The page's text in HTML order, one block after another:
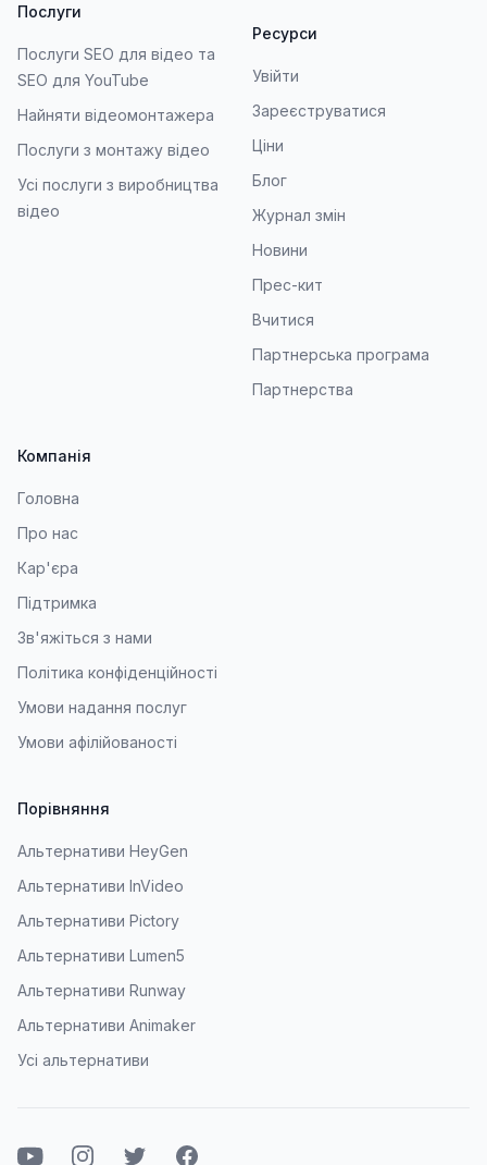
Послуги
Послуги SEO для відео та
SEO для YouTube
Найняти відеомонтажера
Послуги з монтажу відео
Усі послуги з виробництва
відео
Ресурси
Увійти
Зареєструватися
Ціни
Блог
Журнал змін
Новини
Прес-кит
Вчитися
Партнерська програма
Партнерства
Компанія
Головна
Про нас
Кар'єра
Підтримка
Зв'яжіться з нами
Політика конфіденційності
Умови надання послуг
Умови афілійованості
Порівняння
Альтернативи HeyGen
Альтернативи InVideo
Альтернативи Pictory
Альтернативи Lumen5
Альтернативи Runway
Альтернативи Animaker
Усі альтернативи
Ютуб InstagramТвіттерФейсбук